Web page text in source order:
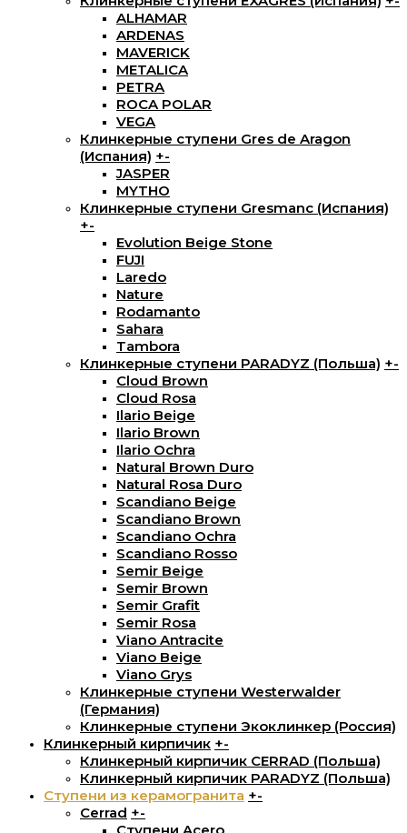
ALHAMAR
ARDENAS
MAVERICK
METALICA
PETRA
ROCA POLAR
VEGA
Клинкерные ступени Gres de Aragon
(Испания) +-
JASPER
MYTHO
Клинкерные ступени Gresmanc (Испания)
+-
Evolution Beige Stone
FUJI
Laredo
Nature
Rodamanto
Sahara
Tambora
Клинкерные ступени PARADYZ (Польша) +-
Cloud Brown
Cloud Rosa
Ilario Beige
Ilario Brown
Ilario Ochra
Natural Brown Duro
Natural Rosa Duro
Scandiano Beige
Scandiano Brown
Scandiano Ochra
Scandiano Rosso
Semir Beige
Semir Brown
Semir Grafit
Semir Rosa
Viano Antracite
Viano Beige
Viano Grys
Клинкерные ступени Westerwalder
(Германия)
Клинкерные ступени Экоклинкер (Россия)
Клинкерный кирпичик +-
Клинкерный кирпичик CERRAD (Польша)
Клинкерный кирпичик PARADYZ (Польша)
Ступени из керамогранита +-
Cerrad +-